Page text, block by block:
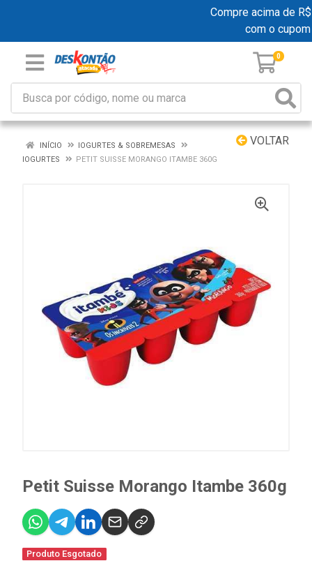
Compre acima de
com o cupom
0
VOLTAR
INÍCIO
IOGURTES & SOBREMESAS
IOGURTES
PETIT SUISSE MORANGO ITAMBE 360G
Petit Suisse Morango Itambe 360g
Produto Esgotado